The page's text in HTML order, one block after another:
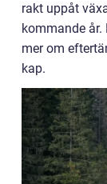
rakt uppåt
kommande
mer om
kap.